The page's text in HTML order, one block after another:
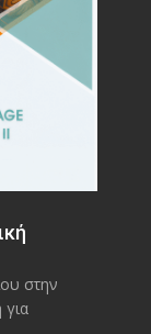
στην
για